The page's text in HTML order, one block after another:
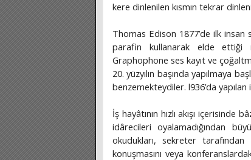
kere dinlenilen kısmın tekrar
Thomas Edison 1877’de ilk
parafin kullanarak elde ettiği
Graphophone ses kayıt ve
20. yüzyılın başında yapılmaya
benzemekteydiler. l936’da
İş hayâtının hızlı akışı
idârecileri oyalamadığından
okudukları, sekreter
konuşmasını veya